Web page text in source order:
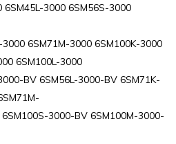
3000 6SM56S-3000
6SM71M-3000 6SM100K-3000
6SM100L-3000
BV 6SM56L-3000-BV 6SM71K-
3000-BV 6SM100M-3000-